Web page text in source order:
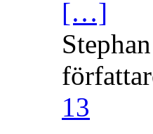
[…]
13